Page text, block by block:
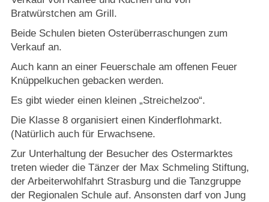
Bratwürstchen am Grill.
Beide Schulen bieten Osterüberraschungen zum
Verkauf an.
Auch kann an einer Feuerschale am offenen Feuer
Knüppelkuchen gebacken werden.
Es gibt wieder einen kleinen „Streichelzoo“.
Die Klasse 8 organisiert einen Kinderflohmarkt.
(Natürlich auch für Erwachsene.
Zur Unterhaltung der Besucher des Ostermarktes
treten wieder die Tänzer der Max Schmeling Stiftung,
der Arbeiterwohlfahrt Strasburg und die Tanzgruppe
der Regionalen Schule auf. Ansonsten darf von Jung